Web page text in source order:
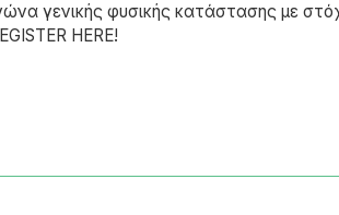
γενικής φυσικής κατάστασης με
HERE!